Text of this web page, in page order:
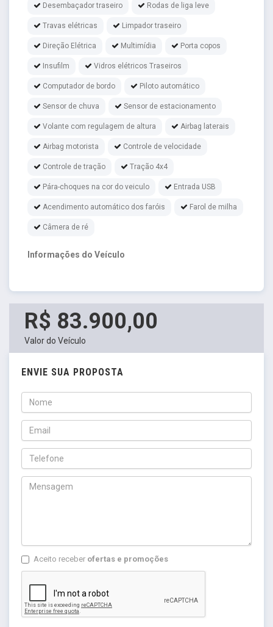
Desembaçador traseiro Rodas de liga leve
Travas elétricas Limpador traseiro
Direção Elétrica Multimídia Porta copos
Insufilm Vidros elétricos Traseiros
Computador de bordo Piloto automático
Sensor de chuva Sensor de estacionamento
Volante com regulagem de altura Airbag laterais
Airbag motorista Controle de velocidade
Controle de tração Tração 4x4
Pára-choques na cor do veiculo Entrada USB
Acendimento automático dos faróis Farol de milha
Câmera de ré
Informações do Veículo
R$ 83.900,00
Valor do Veículo
ENVIE SUA PROPOSTA
Aceito receber ofertas e promoções